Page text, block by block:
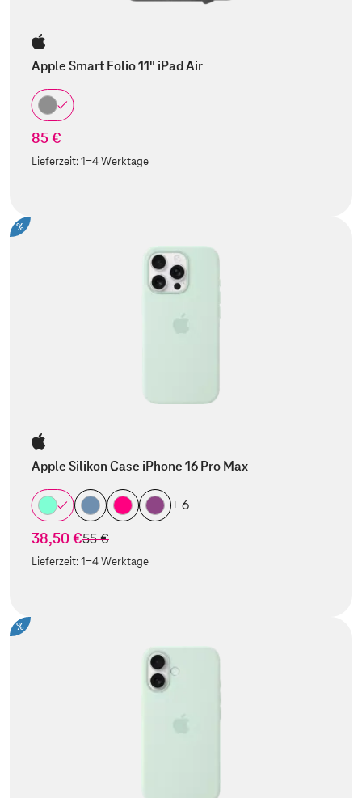
Apple Smart Folio 11" iPad Air
85 €
Lieferzeit:1-4 Werktage
%
Apple Silikon Case iPhone 16 Pro Max
+ 6
38,50 €statt
55 €
Lieferzeit:1-4 Werktage
%